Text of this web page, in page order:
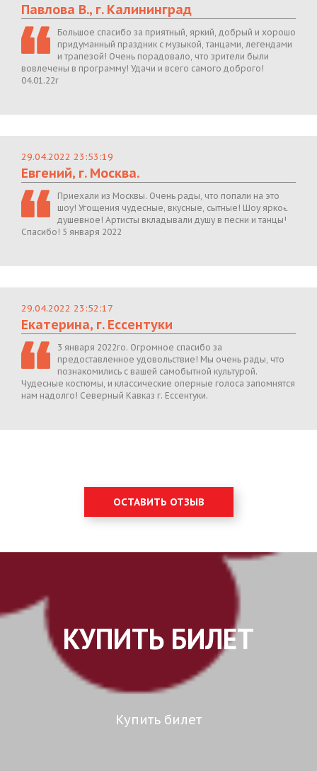
Павлова В., г. Калининград
Большое спасибо за приятный, яркий, добрый и хорошо
придуманный праздник с музыкой, танцами, легендами
и трапезой! Очень порадовало, что зрители были
вовлечены в программу! Удачи и всего самого доброго!
04.01.22г
29.04.2022 23:53:19
Евгений, г. Москва.
Приехали из Москвы. Очень рады, что попали на это
шоу! Угощения чудесные, вкусные, сытные! Шоу яркое,
душевное! Артисты вкладывали душу в песни и танцы!
Спасибо! 5 января 2022
29.04.2022 23:52:17
Екатерина, г. Ессентуки
3 января 2022го. Огромное спасибо за
предоставленное удовольствие! Мы очень рады, что
познакомились с вашей самобытной культурой.
Чудесные костюмы, и классические оперные голоса запомнятся
нам надолго! Северный Кавказ г. Ессентуки.
ОСТАВИТЬ ОТЗЫВ
КУПИТЬ БИЛЕТ
Купить билет